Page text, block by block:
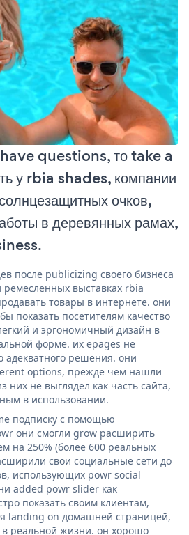
questions, то take a
у rbia shades, компании
очков,
в деревянных рамах,
после publicizing своего бизнеса
выставках rbia
товары в интернете. они
показать посетителям качество
и эргономичный дизайн в
форме. их epages не
адекватного решения. они
options, прежде чем нашли
них не выглядел как часть сайта,
в использовании.
подписку с помощью
они смогли grow расширить
на 250% (более 600 реальных
свои социальные сети до
использующих powr social
added powr slider как
показать своим клиентам,
landing on домашней страницей,
в реальной жизни. он хорошо